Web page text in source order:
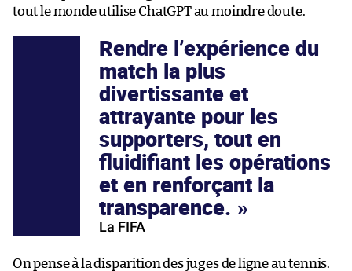
tout le monde utilise ChatGPT au moindre doute.
Rendre l’expérience du
match la plus
divertissante et
attrayante pour les
supporters, tout en
fluidifiant les opérations
et en renforçant la
transparence.
La FIFA
On pense à la disparition des juges de ligne au tennis.